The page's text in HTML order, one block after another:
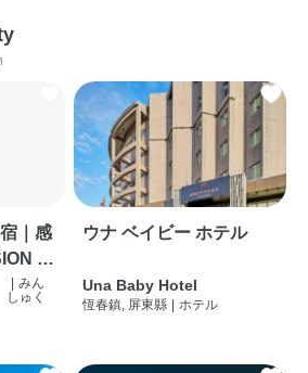
｜感
|
特色
みん
しゅく
ウナ ベイビー ホテル
Una Baby Hotel
恆春鎮, 屏東縣 ホテル